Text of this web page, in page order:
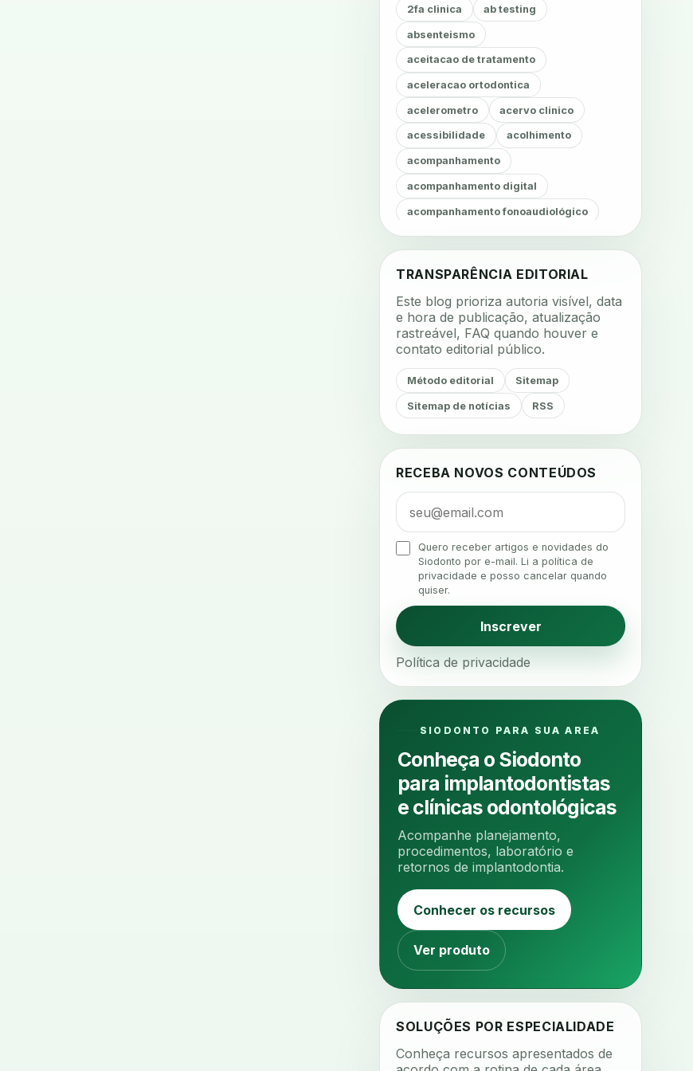
2fa clinica ab testing
absenteismo
aceitacao de tratamento
aceleracao ortodontica
acelerometro acervo clinico
acessibilidade acolhimento
acompanhamento
acompanhamento digital
acompanhamento fonoaudiológico
acompanhamento nutricional
acustica acustica clinica
adesao adesao ao tratamento
adesao odontologica
adesao tratamento
agenda inteligente
agenda odontologica
agendamento
agendamento digital
agendamento inteligente
ajuste oclusal ajuste protetico
ambiente clinico ampliacao
analgesia analgesia digital
analise 3d
analise elementos finitos
analise facial analise funcional
analise mastigacao anamnese
anamnese estruturada
anamnese nutricional
anestesia computadorizada
TRANSPARÊNCIA EDITORIAL
Este blog prioriza autoria visível, data
e hora de publicação, atualização
rastreável, FAQ quando houver e
contato editorial público.
Método editorial Sitemap
Sitemap de notícias RSS
RECEBA NOVOS CONTEÚDOS
Quero receber artigos e novidades do
Siodonto por e-mail. Li a política de
privacidade e posso cancelar quando
quiser.
Inscrever
Política de privacidade
SIODONTO PARA SUA AREA
Conheça o Siodonto
para implantodontistas
e clínicas odontológicas
Acompanhe planejamento,
procedimentos, laboratório e
retornos de implantodontia.
Conhecer os recursos
Ver produto
SOLUÇÕES POR ESPECIALIDADE
Conheça recursos apresentados de